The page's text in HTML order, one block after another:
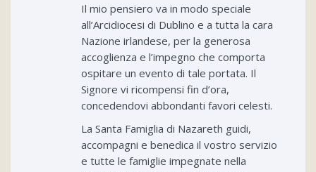
Il mio pensiero va in modo speciale
all’Arcidiocesi di Dublino e a tutta la cara
Nazione irlandese, per la generosa
accoglienza e l’impegno che comporta
ospitare un evento di tale portata. Il
Signore vi ricompensi fin d’ora,
concedendovi abbondanti favori celesti.
La Santa Famiglia di Nazareth guidi,
accompagni e benedica il vostro servizio
e tutte le famiglie impegnate nella